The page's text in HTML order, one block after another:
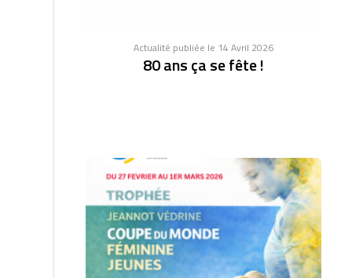
Actualité publiée le 14 Avril 2026
80 ans ça se fête !